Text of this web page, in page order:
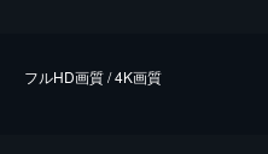
フルHD画質 / 4K画質